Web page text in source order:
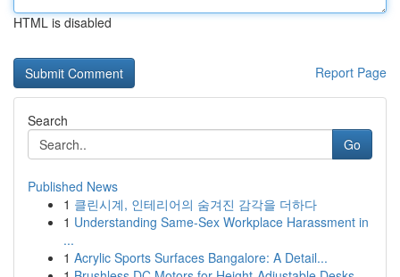
HTML is disabled
Report Page
Search
Go
Published News
1 클린시계, 인테리어의 숨겨진 감각을 더하다
1 Understanding Same-Sex Workplace Harassment in
...
1 Acrylic Sports Surfaces Bangalore: A Detail...